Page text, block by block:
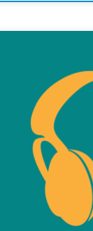
Voici une sélection de
de la lecture, des films,
ligne gratuites et